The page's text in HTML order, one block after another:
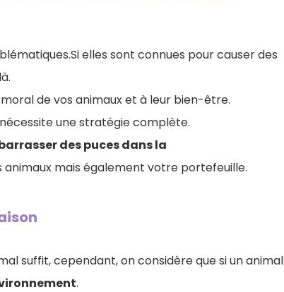
elles sont connues pour causer des
de vos animaux et à leur bien-être.
une stratégie complète.
des puces dans la
mais également votre portefeuille.
suffit, cependant, on considère que si un animal
.